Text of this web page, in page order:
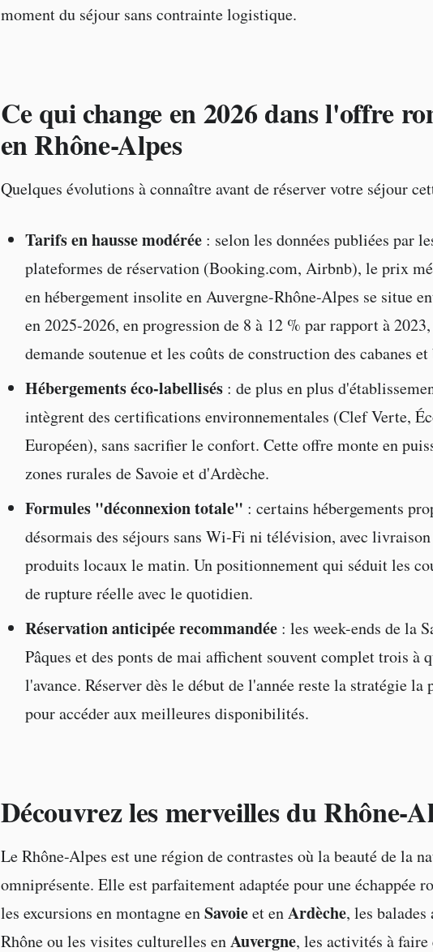
moment du séjour sans contrainte logistique.
Ce qui change en 2026 dans l'offre
en Rhône-Alpes
Quelques évolutions à connaître avant de réserver votre séjour
Tarifs en hausse modérée: selon les données publiées par
plateformes de réservation (Booking.com, Airbnb), le prix
en hébergement insolite en Auvergne-Rhône-Alpes se situe
en 2025-2026, en progression de 8 à 12 % par rapport à
demande soutenue et les coûts de construction des cabanes
Hébergements éco-labellisés: de plus en plus
intègrent des certifications environnementales (Clef Verte,
Européen), sans sacrifier le confort. Cette offre monte en
zones rurales de Savoie et d'Ardèche.
Formules "déconnexion totale" : certains hébergements
désormais des séjours sans Wi-Fi ni télévision, avec
produits locaux le matin. Un positionnement qui séduit les
de rupture réelle avec le quotidien.
Réservation anticipée recommandée: les week-ends de la
Pâques et des ponts de mai affichent souvent complet trois à
l'avance. Réserver dès le début de l'année reste la stratégie la
pour accéder aux meilleures disponibilités.
Découvrez les merveilles du Rhône-
Le Rhône-Alpes est une région de contrastes où la beauté de la
omniprésente. Elle est parfaitement adaptée pour une échappée
les excursions en montagne enSavoieet enArdèche, les balades
Rhône ou les visites culturelles enAuvergne, les activités à faire